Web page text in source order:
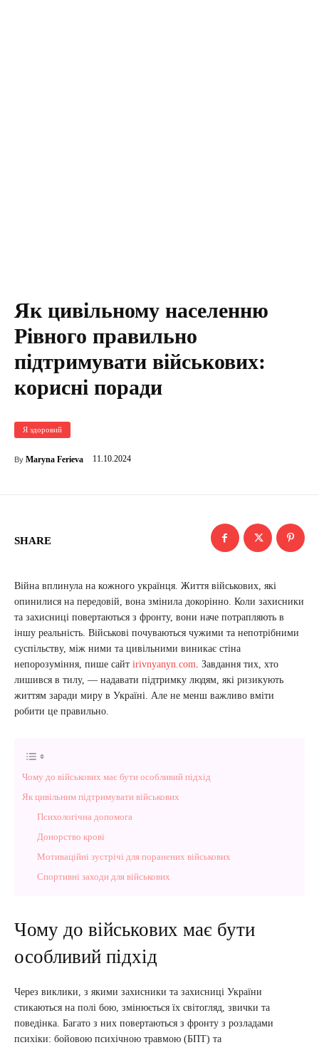
Як цивільному населенню
Рівного правильно
підтримувати військових:
корисні поради
Я здоровий
By Maryna Ferieva 11.10.2024
SHARE
Війна вплинула на кожного українця. Життя військових, які
опинилися на передовій, вона змінила докорінно. Коли захисники
та захисниці повертаються з фронту, вони наче потрапляють в
іншу реальність. Військові почуваються чужими та непотрібними
суспільству, між ними та цивільними виникає стіна
непорозуміння, пише сайт irivnyanyn.com. Завдання тих, хто
лишився в тилу, — надавати підтримку людям, які ризикують
життям заради миру в Україні. Але не менш важливо вміти
робити це правильно.
Чому до військових має бути особливий підхід
Як цивільним підтримувати військових
Психологічна допомога
Донорство крові
Мотиваційні зустрічі для поранених військових
Спортивні заходи для військових
Чому до військових має бути
особливий підхід
Через виклики, з якими захисники та захисниці України
стикаються на полі бою, змінюється їх світогляд, звички та
поведінка. Багато з них повертаються з фронту з розладами
психіки: бойовою психічною травмою (БПТ) та